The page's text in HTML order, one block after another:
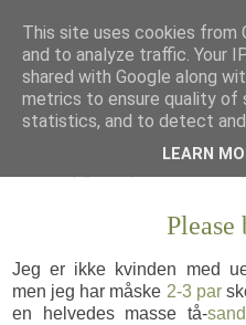
Please
Jeg er ikke kvinden med
men jeg har måske 2-3 par
en helvedes masse tå-
This site uses cookies from
and to analyze traffic. Your
shared with Google along
metrics to ensure quality of
statistics, and to detect and
LEARN